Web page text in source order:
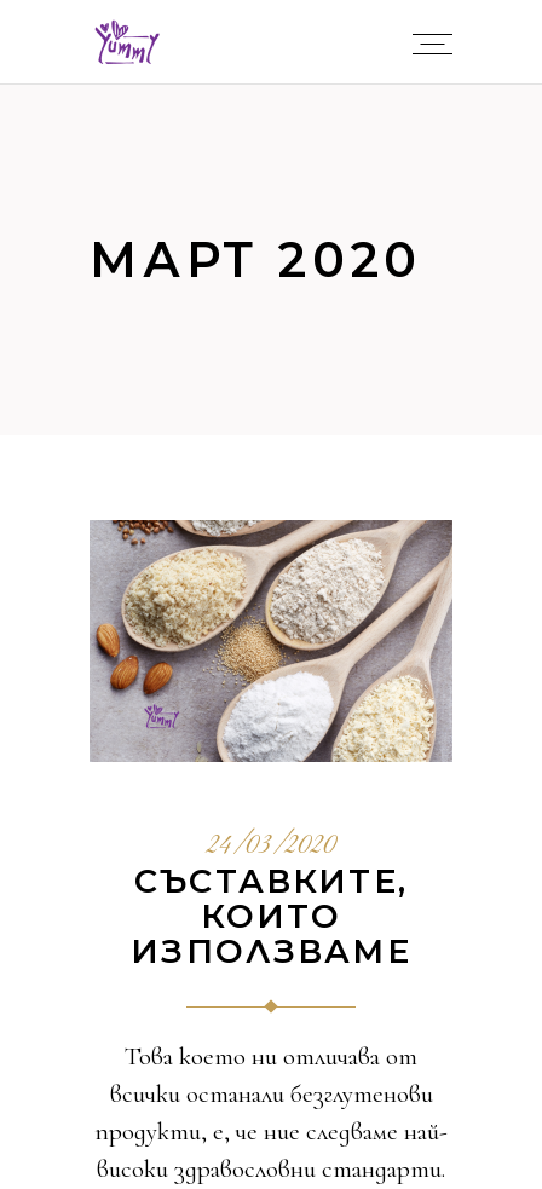
МАРТ 2020
24/03/2020
СЪСТАВКИТЕ,
КОИТО
ИЗПОЛЗВАМЕ
Това което ни отличава от
всички останали безглутенови
продукти, е, че ние следваме най-
високи здравословни стандарти.